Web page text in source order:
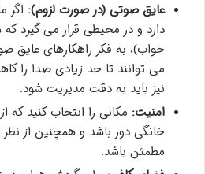
عایق صوتی (در صورت لزوم): اگر
دارد و در محیطی قرار می گیرد
خواب)، به فکر راهکارهای عایق
می توانند تا حد زیادی صدا را
نیز باید به دقت مدیریت شود.
امنیت: مکانی را انتخاب کنید
خانگی دور باشد و همچنین از
مطمئن باشد.